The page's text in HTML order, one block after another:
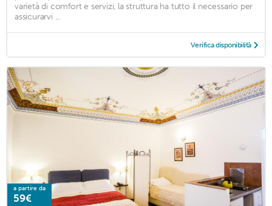
varietà di comfort e servizi, la struttura ha tutto il necessario per
assicurarvi ...
Verifica disponibilità
a partire da
59€